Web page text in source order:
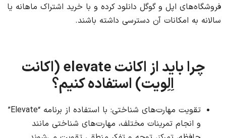
فروشگاه‌های اپل و گوگل دانلود کرده و با خرید اشتراک ماهانه یا
سالانه به امکانات آن دسترسی داشته باشند.
چرا باید از اکانت elevate (اکانت
اِلِویت) استفاده کنیم؟
تقویت مهارت‌های شناختی: با استفاده از برنامه “Elevate”
و انجام تمرینات مختلف، مهارت‌های شناختی مانند